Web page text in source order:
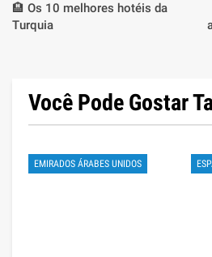
🏨 Os 10 melhores hotéis da
Turquia
Você Pode Gostar
EMIRADOS ÁRABES UNIDOS